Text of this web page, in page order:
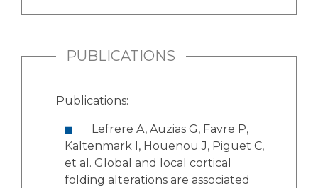
PUBLICATIONS
Publications:
Kaltenmark I, Houenou J, Piguet C,
et al. Global and local cortical
folding alterations are associated